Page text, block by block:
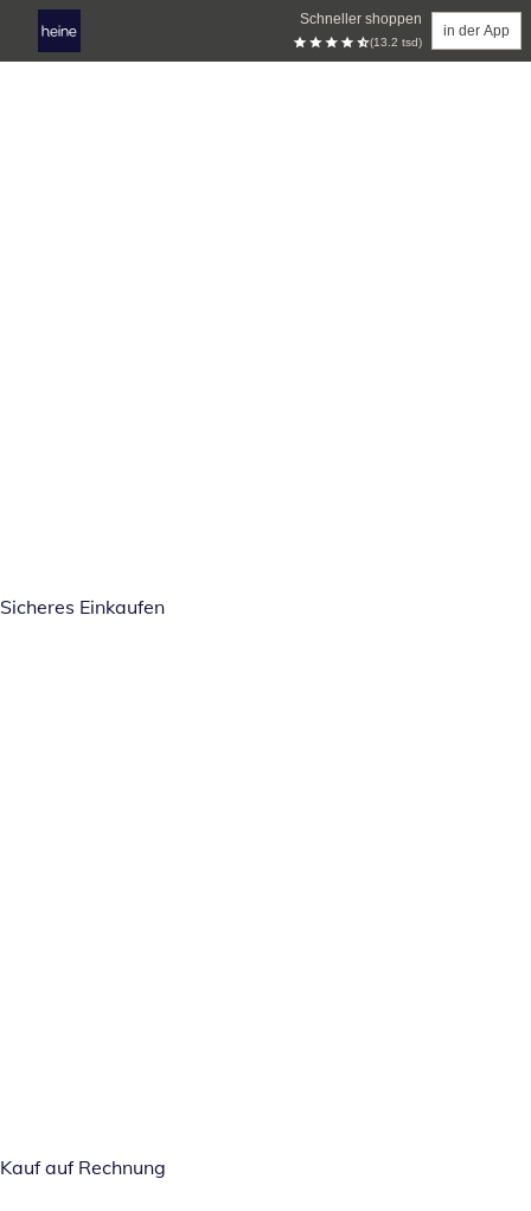
Schneller shoppen
(13.2 tsd)
in der App
Sicheres Einkaufen
Kauf auf Rechnung